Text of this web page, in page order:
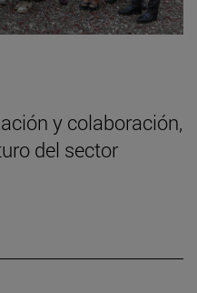
y colaboración,
del sector